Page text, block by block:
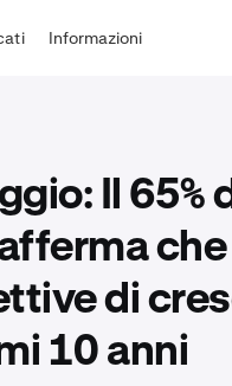
Informazioni
Il
di
10 anni